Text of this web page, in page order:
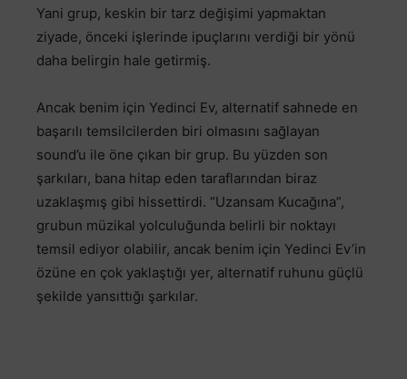
Yani grup, keskin bir tarz değişimi yapmaktan
ziyade, önceki işlerinde ipuçlarını verdiği bir yönü
daha belirgin hale getirmiş.
Ancak benim için Yedinci Ev, alternatif sahnede en
başarılı temsilcilerden biri olmasını sağlayan
sound’u ile öne çıkan bir grup. Bu yüzden son
şarkıları, bana hitap eden taraflarından biraz
uzaklaşmış gibi hissettirdi. “Uzansam Kucağına”,
grubun müzikal yolculuğunda belirli bir noktayı
temsil ediyor olabilir, ancak benim için Yedinci Ev’in
özüne en çok yaklaştığı yer, alternatif ruhunu güçlü
şekilde yansıttığı şarkılar.